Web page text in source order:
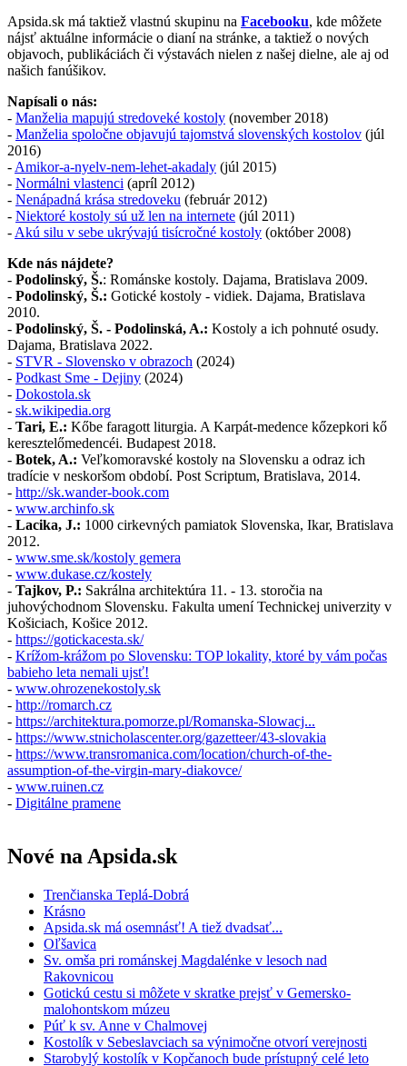
Apsida.sk má taktiež vlastnú skupinu na Facebooku, kde môžete
nájsť aktuálne informácie o dianí na stránke, a taktiež o nových
objavoch, publikáciách či výstavách nielen z našej dielne, ale aj od
našich fanúšikov.
Napísali o nás:
- Manželia mapujú stredoveké kostoly (november 2018)
- Manželia spoločne objavujú tajomstvá slovenských kostolov (júl
2016)
- Amikor-a-nyelv-nem-lehet-akadaly (júl 2015)
- Normálni vlastenci (apríl 2012)
- Nenápadná krása stredoveku (február 2012)
- Niektoré kostoly sú už len na internete (júl 2011)
- Akú silu v sebe ukrývajú tisícročné kostoly (október 2008)
Kde nás nájdete?
- Podolinský, Š.: Románske kostoly. Dajama, Bratislava 2009.
- Podolinský, Š.: Gotické kostoly - vidiek. Dajama, Bratislava
2010.
- Podolinský, Š. - Podolinská, A.: Kostoly a ich pohnuté osudy.
Dajama, Bratislava 2022.
- STVR - Slovensko v obrazoch (2024)
- Podkast Sme - Dejiny (2024)
- Dokostola.sk
- sk.wikipedia.org
- Tari, E.: Kőbe faragott liturgia. A Karpát-medence kőzepkori kő
keresztelőmedencéi. Budapest 2018.
- Botek, A.: Veľkomoravské kostoly na Slovensku a odraz ich
tradície v neskoršom období. Post Scriptum, Bratislava, 2014.
- http://sk.wander-book.com
- www.archinfo.sk
- Lacika, J.: 1000 cirkevných pamiatok Slovenska, Ikar, Bratislava
2012.
- www.sme.sk/kostoly gemera
- www.dukase.cz/kostely
- Tajkov, P.: Sakrálna architektúra 11. - 13. storočia na
juhovýchodnom Slovensku. Fakulta umení Technickej univerzity v
Košiciach, Košice 2012.
- https://gotickacesta.sk/
- Krížom-krážom po Slovensku: TOP lokality, ktoré by vám počas
babieho leta nemali ujsť!
- www.ohrozenekostoly.sk
- http://romarch.cz
- https://architektura.pomorze.pl/Romanska-Slowacj...
- https://www.stnicholascenter.org/gazetteer/43-slovakia
- https://www.transromanica.com/location/church-of-the-
assumption-of-the-virgin-mary-diakovce/
- www.ruinen.cz
- Digitálne pramene
Nové na Apsida.sk
Trenčianska Teplá-Dobrá
Krásno
Apsida.sk má osemnásť! A tiež dvadsať...
Oľšavica
Sv. omša pri románskej Magdalénke v lesoch nad
Rakovnicou
Gotickú cestu si môžete v skratke prejsť v Gemersko-
malohontskom múzeu
Púť k sv. Anne v Chalmovej
Kostolík v Sebeslavciach sa výnimočne otvorí verejnosti
Starobylý kostolík v Kopčanoch bude prístupný celé leto